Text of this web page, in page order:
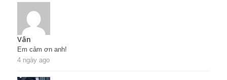
Vân
Em cảm ơn anh!
4 ngày ago